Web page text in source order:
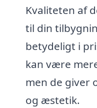
Kvaliteten af
til din
betydeligt i
kan være
men de giver
og æstetik.